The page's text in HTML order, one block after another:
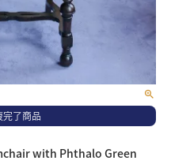
完了商品
with Phthalo Green